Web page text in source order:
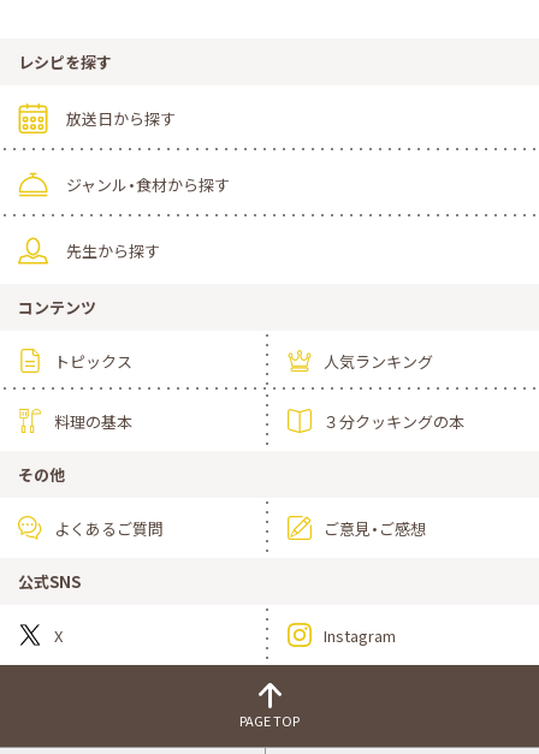
レシピを探す
放送日から探す
ジャンル・食材から探す
先生から探す
コンテンツ
トピックス 人気ランキング
料理の基本 ３分クッキングの本
その他
よくあるご質問 ご意見・ご感想
公式SNS
X Instagram
PAGE TOP